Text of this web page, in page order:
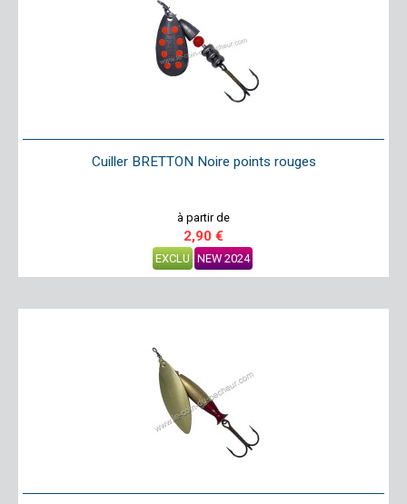
Cuiller BRETTON Noire points rouges
à partir de
2,90 €
EXCLU NEW 2024